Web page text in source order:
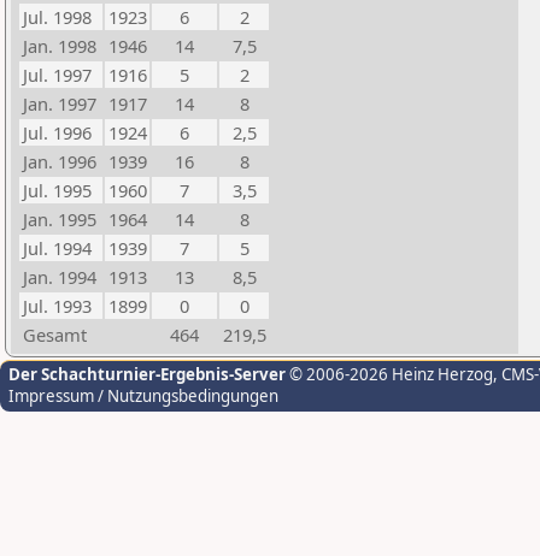
Jul. 1998
1923 6
2
Jan. 1998 1946 14
7,5
Jul. 1997
1916 5
2
Jan. 1997 1917 14
8
Jul. 1996
1924 6
2,5
Jan. 1996 1939 16
8
Jul. 1995
1960 7
3,5
Jan. 1995 1964 14
8
Jul. 1994
1939 7
5
Jan. 1994 1913 13
8,5
Jul. 1993
1899 0
0
Gesamt
464 219,5
Der Schachturnier-Ergebnis-Server© 2006-2026 Heinz Herzog,
Impressum / Nutzungsbedingungen